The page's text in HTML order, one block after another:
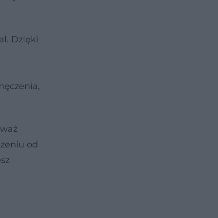
Dzięki
od